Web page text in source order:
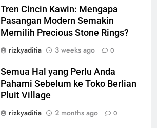
Tren Cincin Kawin: Mengapa
Pasangan Modern Semakin
Memilih Precious Stone Rings?
rizkyaditia
3 weeks ago 0
Semua Hal yang Perlu Anda
Pahami Sebelum ke Toko Berlian
Pluit Village
rizkyaditia
2 months ago 0